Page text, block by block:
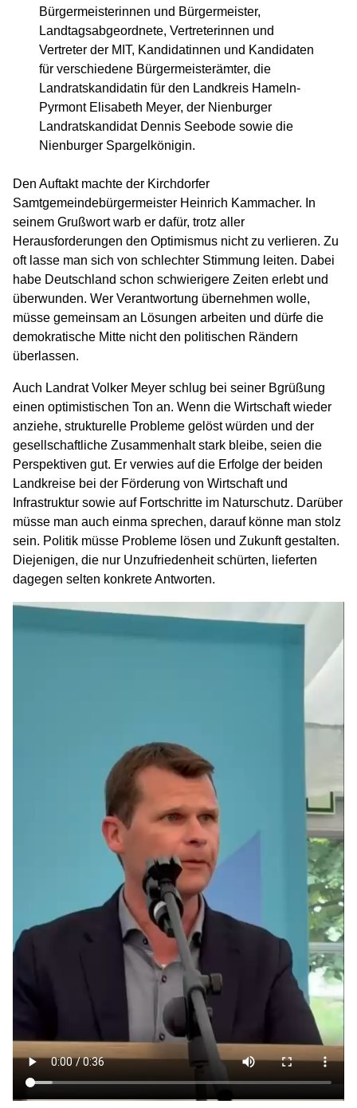
Bürgermeisterinnen und Bürgermeister,
Landtagsabgeordnete, Vertreterinnen und
Vertreter der MIT, Kandidatinnen und Kandidaten
für verschiedene Bürgermeisterämter, die
Landratskandidatin für den Landkreis Hameln-
Pyrmont Elisabeth Meyer, der Nienburger
Landratskandidat Dennis Seebode sowie die
Nienburger Spargelkönigin.
Den Auftakt machte der Kirchdorfer
Samtgemeindebürgermeister Heinrich Kammacher. In
seinem Grußwort warb er dafür, trotz aller
Herausforderungen den Optimismus nicht zu verlieren. Zu
oft lasse man sich von schlechter Stimmung leiten. Dabei
habe Deutschland schon schwierigere Zeiten erlebt und
überwunden. Wer Verantwortung übernehmen wolle,
müsse gemeinsam an Lösungen arbeiten und dürfe die
demokratische Mitte nicht den politischen Rändern
überlassen.
Auch Landrat Volker Meyer schlug bei seiner Bgrüßung
einen optimistischen Ton an. Wenn die Wirtschaft wieder
anziehe, strukturelle Probleme gelöst würden und der
gesellschaftliche Zusammenhalt stark bleibe, seien die
Perspektiven gut. Er verwies auf die Erfolge der beiden
Landkreise bei der Förderung von Wirtschaft und
Infrastruktur sowie auf Fortschritte im Naturschutz. Darüber
müsse man auch einma sprechen, darauf könne man stolz
sein. Politik müsse Probleme lösen und Zukunft gestalten.
Diejenigen, die nur Unzufriedenheit schürten, lieferten
dagegen selten konkrete Antworten.